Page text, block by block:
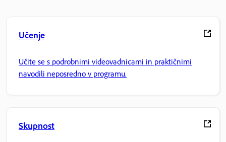
Učenje
Učite se s podrobnimi videovadnicami in praktičnimi
navodili neposredno v programu.
Skupnost